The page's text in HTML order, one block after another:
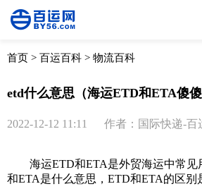
全部 物流资讯
取消
首页 > 百运百科 > 物流百科
etd什么意思（海运ETD和ETA傻傻
2022-12-12 11:11 作者：国际快递-百
海运ETD和ETA是外贸海运中常见
和ETA是什么意思，ETD和ETA的区别